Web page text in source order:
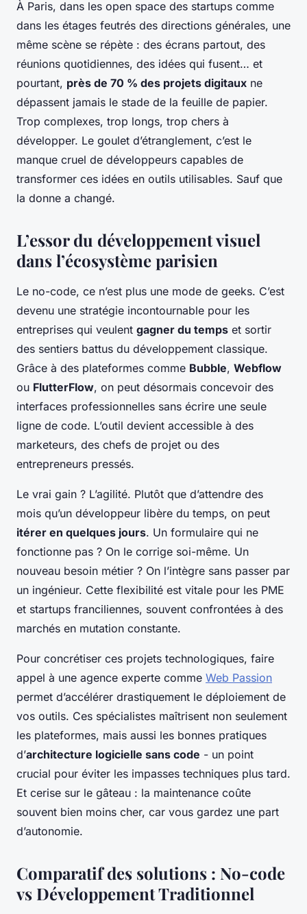
À Paris, dans les open space des startups comme
dans les étages feutrés des directions générales, une
même scène se répète : des écrans partout, des
réunions quotidiennes, des idées qui fusent… et
pourtant, près de 70 % des projets digitaux ne
dépassent jamais le stade de la feuille de papier.
Trop complexes, trop longs, trop chers à
développer. Le goulet d’étranglement, c’est le
manque cruel de développeurs capables de
transformer ces idées en outils utilisables. Sauf que
la donne a changé.
L’essor du développement visuel
dans l’écosystème parisien
Le no-code, ce n’est plus une mode de geeks. C’est
devenu une stratégie incontournable pour les
entreprises qui veulent gagner du temps et sortir
des sentiers battus du développement classique.
Grâce à des plateformes comme Bubble, Webflow
ou FlutterFlow, on peut désormais concevoir des
interfaces professionnelles sans écrire une seule
ligne de code. L’outil devient accessible à des
marketeurs, des chefs de projet ou des
entrepreneurs pressés.
Le vrai gain ? L’agilité. Plutôt que d’attendre des
mois qu’un développeur libère du temps, on peut
itérer en quelques jours. Un formulaire qui ne
fonctionne pas ? On le corrige soi-même. Un
nouveau besoin métier ? On l’intègre sans passer par
un ingénieur. Cette flexibilité est vitale pour les PME
et startups franciliennes, souvent confrontées à des
marchés en mutation constante.
Pour concrétiser ces projets technologiques, faire
appel à une agence experte comme Web Passion
permet d’accélérer drastiquement le déploiement de
vos outils. Ces spécialistes maîtrisent non seulement
les plateformes, mais aussi les bonnes pratiques
d’architecture logicielle sans code - un point
crucial pour éviter les impasses techniques plus tard.
Et cerise sur le gâteau : la maintenance coûte
souvent bien moins cher, car vous gardez une part
d’autonomie.
Comparatif des solutions : No-code
vs Développement Traditionnel